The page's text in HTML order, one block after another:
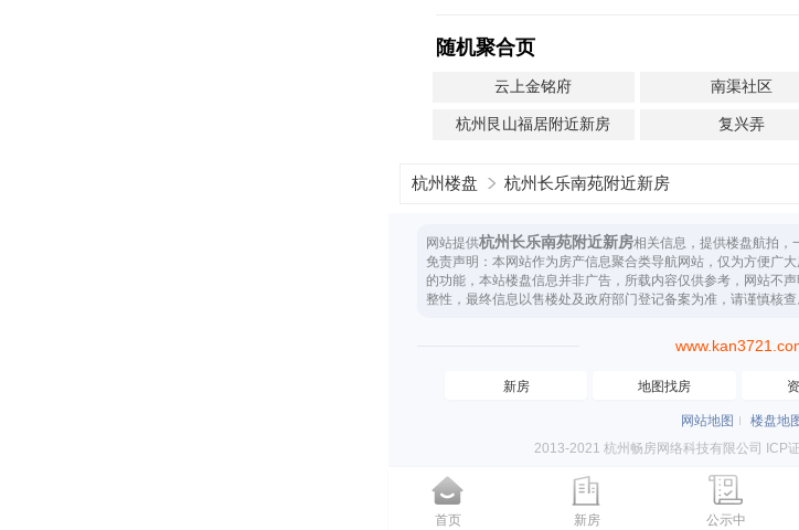
随机聚合页
云上金铭府 南渠社区
杭州艮山福居附近新房 复兴弄
杭州楼盘 杭州长乐南苑附近新房
网站提供杭州长乐南苑附近新房相关信息，提供楼盘航拍，
免责声明：本网站作为房产信息聚合类导航网站，仅为方便广
的功能，本站楼盘信息并非广告，所载内容仅供参考，网站不
整性，最终信息以售楼处及政府部门登记备案为准，请谨慎核查
新房 地图找房
网站地图
楼盘地
2013-2021 杭州畅房网络科技有限公司 ICP
首页 新房 公示中